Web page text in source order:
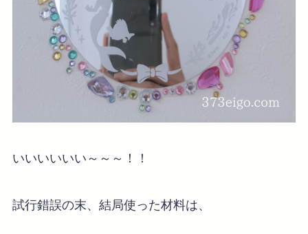
いいいいいい～～～！！
試行錯誤の末、結局使った材料は、